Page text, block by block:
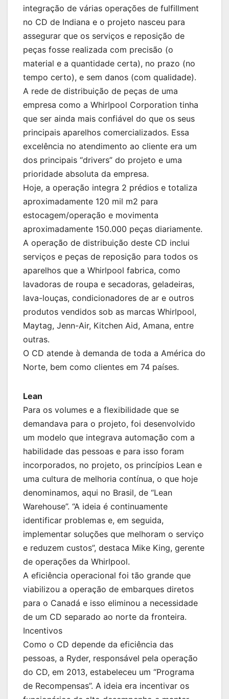
integração de várias operações de fulfillment
no CD de Indiana e o projeto nasceu para
assegurar que os serviços e reposição de
peças fosse realizada com precisão (o
material e a quantidade certa), no prazo (no
tempo certo), e sem danos (com qualidade).
A rede de distribuição de peças de uma
empresa como a Whirlpool Corporation tinha
que ser ainda mais confiável do que os seus
principais aparelhos comercializados. Essa
excelência no atendimento ao cliente era um
dos principais “drivers” do projeto e uma
prioridade absoluta da empresa.
Hoje, a operação integra 2 prédios e totaliza
aproximadamente 120 mil m2 para
estocagem/operação e movimenta
aproximadamente 150.000 peças diariamente.
A operação de distribuição deste CD inclui
serviços e peças de reposição para todos os
aparelhos que a Whirlpool fabrica, como
lavadoras de roupa e secadoras, geladeiras,
lava-louças, condicionadores de ar e outros
produtos vendidos sob as marcas Whirlpool,
Maytag, Jenn-Air, Kitchen Aid, Amana, entre
outras.
O CD atende à demanda de toda a América do
Norte, bem como clientes em 74 países.
Lean
Para os volumes e a flexibilidade que se
demandava para o projeto, foi desenvolvido
um modelo que integrava automação com a
habilidade das pessoas e para isso foram
incorporados, no projeto, os princípios Lean e
uma cultura de melhoria contínua, o que hoje
denominamos, aqui no Brasil, de “Lean
Warehouse”. “A ideia é continuamente
identificar problemas e, em seguida,
implementar soluções que melhoram o serviço
e reduzem custos”, destaca Mike King, gerente
de operações da Whirlpool.
A eficiência operacional foi tão grande que
viabilizou a operação de embarques diretos
para o Canadá e isso eliminou a necessidade
de um CD separado ao norte da fronteira.
Incentivos
Como o CD depende da eficiência das
pessoas, a Ryder, responsável pela operação
do CD, em 2013, estabeleceu um “Programa
de Recompensas”. A ideia era incentivar os